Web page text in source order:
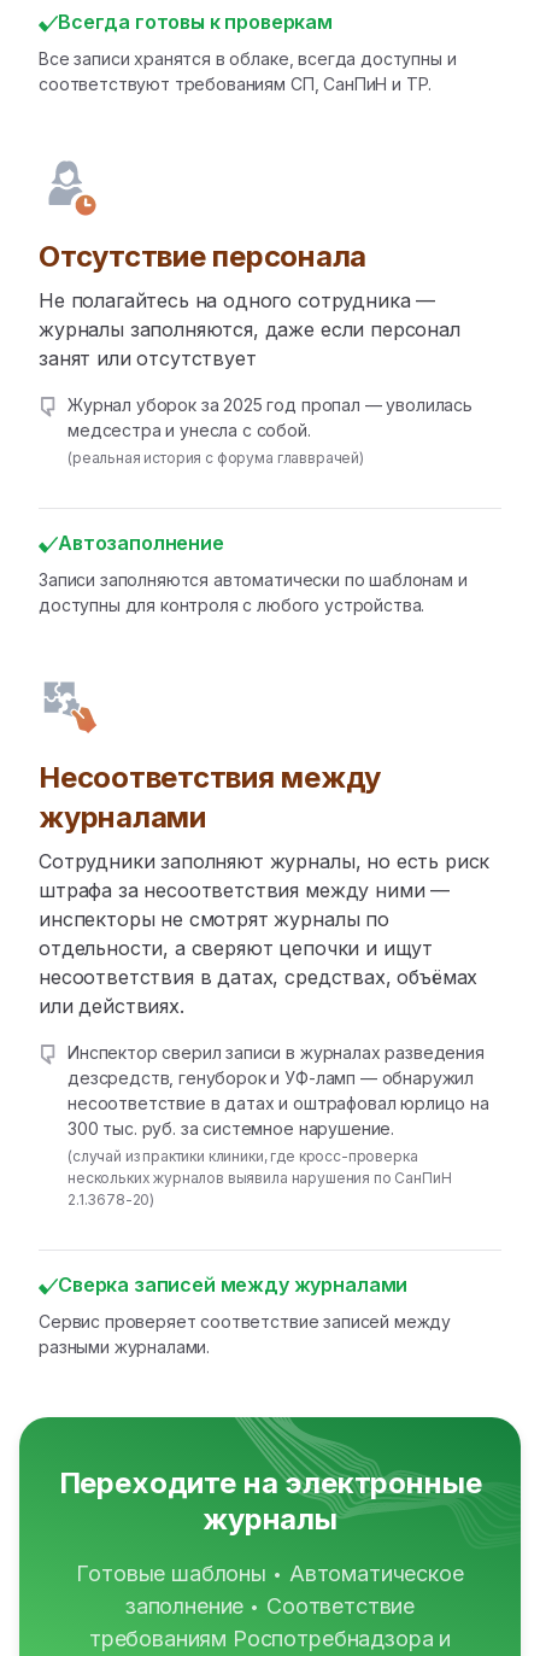
Всегда готовы к проверкам
Все записи хранятся в облаке, всегда доступны и
соответствуют требованиям СП, СанПиН и ТР.
Отсутствие персонала
Не полагайтесь на одного сотрудника —
журналы заполняются, даже если персонал
занят или отсутствует
Журнал уборок за 2025 год пропал — уволилась
медсестра и унесла с собой.
(реальная история с форума главврачей)
Автозаполнение
Записи заполняются автоматически по шаблонам и
доступны для контроля с любого устройства.
Несоответствия между
журналами
Сотрудники заполняют журналы, но есть риск
штрафа за несоответствия между ними —
инспекторы не смотрят журналы по
отдельности, а сверяют цепочки и ищут
несоответствия в датах, средствах, объёмах
или действиях.
Инспектор сверил записи в журналах разведения
дезсредств, генуборок и УФ-ламп — обнаружил
несоответствие в датах и оштрафовал юрлицо на
300 тыс. руб. за системное нарушение.
(случай из практики клиники, где кросс-проверка
нескольких журналов выявила нарушения по СанПиН
2.1.3678-20)
Сверка записей между журналами
Сервис проверяет соответствие записей между
разными журналами.
Переходите на электронные
журналы
Готовые шаблоны • Автоматическое
заполнение • Соответствие
требованиям Роспотребнадзора и